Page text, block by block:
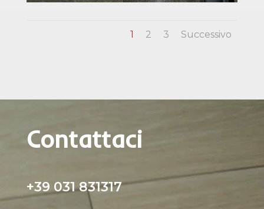
1 2 3 Successivo
Contattaci
+39 031 831317